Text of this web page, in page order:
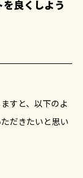
良くしよう
すと、以下のよ
だきたいと思い